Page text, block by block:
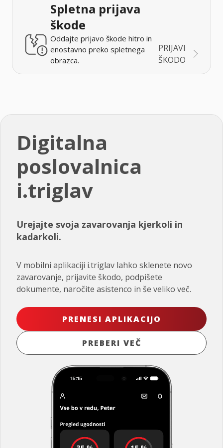
Spletna prijava
škode
Oddajte prijavo škode hitro in
enostavno preko spletnega
obrazca.
PRIJAVI
ŠKODO
Digitalna
poslovalnica
i.triglav
Urejajte svoja zavarovanja kjerkoli in
kadarkoli.
V mobilni aplikaciji i.triglav lahko sklenete novo
zavarovanje, prijavite škodo, podpišete
dokumente, naročite asistenco in še veliko več.
PRENESI APLIKACIJO
PREBERI VEČ